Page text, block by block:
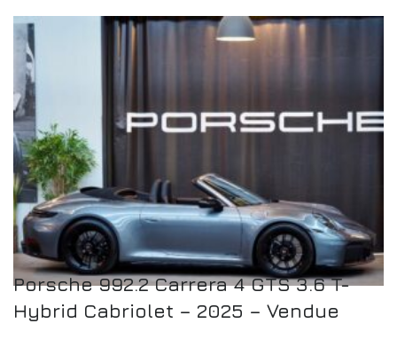
Porsche 992.2 Carrera 4 GTS 3.6 T-
Hybrid Cabriolet – 2025 – Vendue